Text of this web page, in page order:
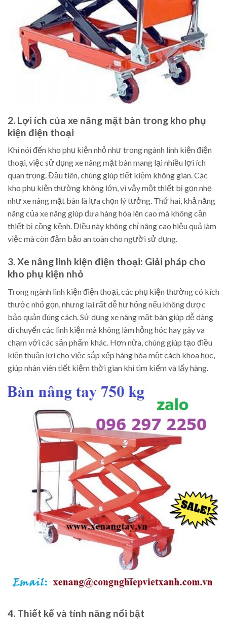
2. Lợi ích của xe nâng mặt bàn trong kho phụ
kiện điện thoại
Khi nói đến kho phụ kiện nhỏ như trong ngành linh kiện điện
thoại, việc sử dụng xe nâng mặt bàn mang lại nhiều lợi ích
quan trọng. Đầu tiên, chúng giúp tiết kiệm không gian. Các
kho phụ kiện thường không lớn, vì vậy một thiết bị gọn nhẹ
như xe nâng mặt bàn là lựa chọn lý tưởng. Thứ hai, khả năng
nâng của xe nâng giúp đưa hàng hóa lên cao mà không cần
thiết bị cồng kềnh. Điều này không chỉ nâng cao hiệu quả làm
việc mà còn đảm bảo an toàn cho người sử dụng.
3. Xe nâng linh kiện điện thoại: Giải pháp cho
kho phụ kiện nhỏ
Trong ngành linh kiện điện thoại, các phụ kiện thường có kích
thước nhỏ gọn, nhưng lại rất dễ hư hỏng nếu không được
bảo quản đúng cách. Sử dụng xe nâng mặt bàn giúp dễ dàng
di chuyển các linh kiện mà không làm hỏng hóc hay gây va
chạm với các sản phẩm khác. Hơn nữa, chúng giúp tạo điều
kiện thuận lợi cho việc sắp xếp hàng hóa một cách khoa học,
giúp nhân viên tiết kiệm thời gian khi tìm kiếm và lấy hàng.
4. Thiết kế và tính năng nổi bật